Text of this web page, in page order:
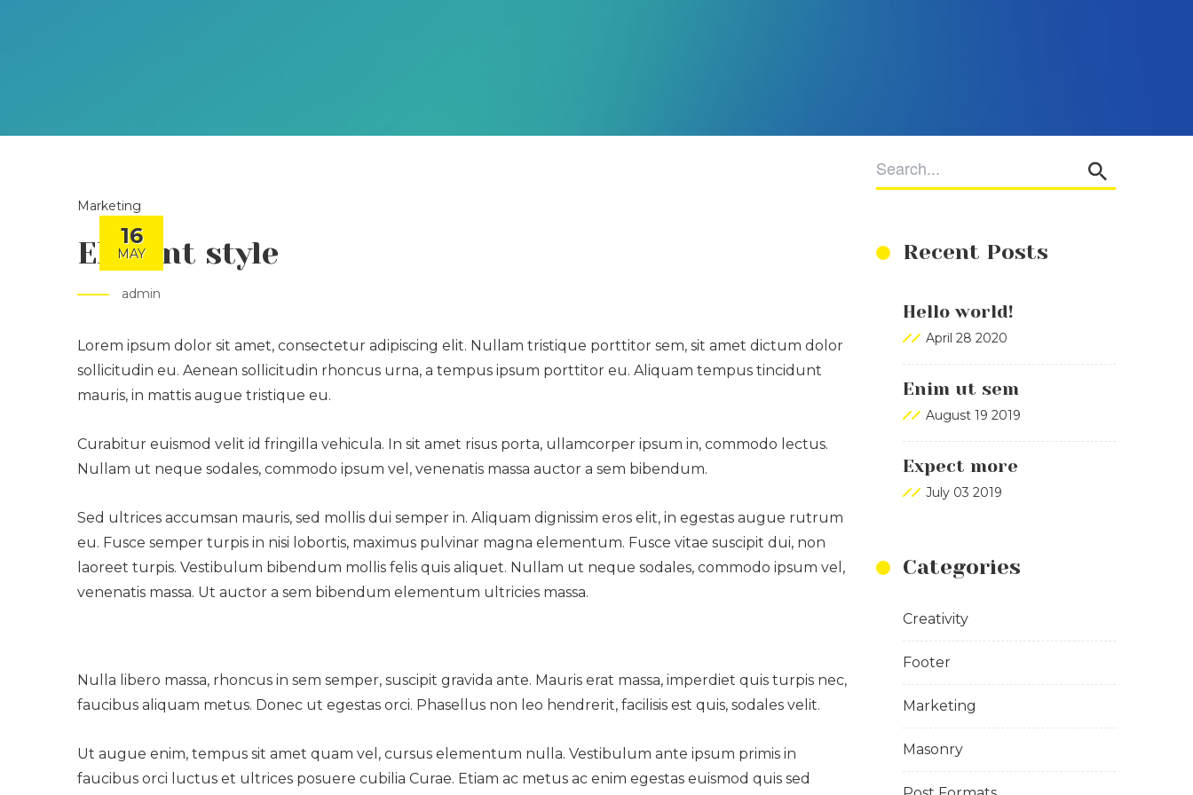
Recent Posts
Hello world!
April 28 2020
Enim ut sem
August 19 2019
Expect more
July 03 2019
Categories
Creativity
Footer
Marketing
Masonry
16
MAY
Marketing
Elegant style
admin
Lorem ipsum dolor sit amet, consectetur adipiscing elit. Nullam tristique porttitor sem, sit amet dictum dolor
sollicitudin eu. Aenean sollicitudin rhoncus urna, a tempus ipsum porttitor eu. Aliquam tempus tincidunt
mauris, in mattis augue tristique eu.
Curabitur euismod velit id fringilla vehicula. In sit amet risus porta, ullamcorper ipsum in, commodo lectus.
Nullam ut neque sodales, commodo ipsum vel, venenatis massa auctor a sem bibendum.
Sed ultrices accumsan mauris, sed mollis dui semper in. Aliquam dignissim eros elit, in egestas augue rutrum
eu. Fusce semper turpis in nisi lobortis, maximus pulvinar magna elementum. Fusce vitae suscipit dui, non
laoreet turpis. Vestibulum bibendum mollis felis quis aliquet. Nullam ut neque sodales, commodo ipsum vel,
venenatis massa. Ut auctor a sem bibendum elementum ultricies massa.
Nulla libero massa, rhoncus in sem semper, suscipit gravida ante. Mauris erat massa, imperdiet quis turpis nec,
faucibus aliquam metus. Donec ut egestas orci. Phasellus non leo hendrerit, facilisis est quis, sodales velit.
Ut augue enim, tempus sit amet quam vel, cursus elementum nulla. Vestibulum ante ipsum primis in
faucibus orci luctus et ultrices posuere cubilia Curae. Etiam ac metus ac enim egestas euismod quis sed